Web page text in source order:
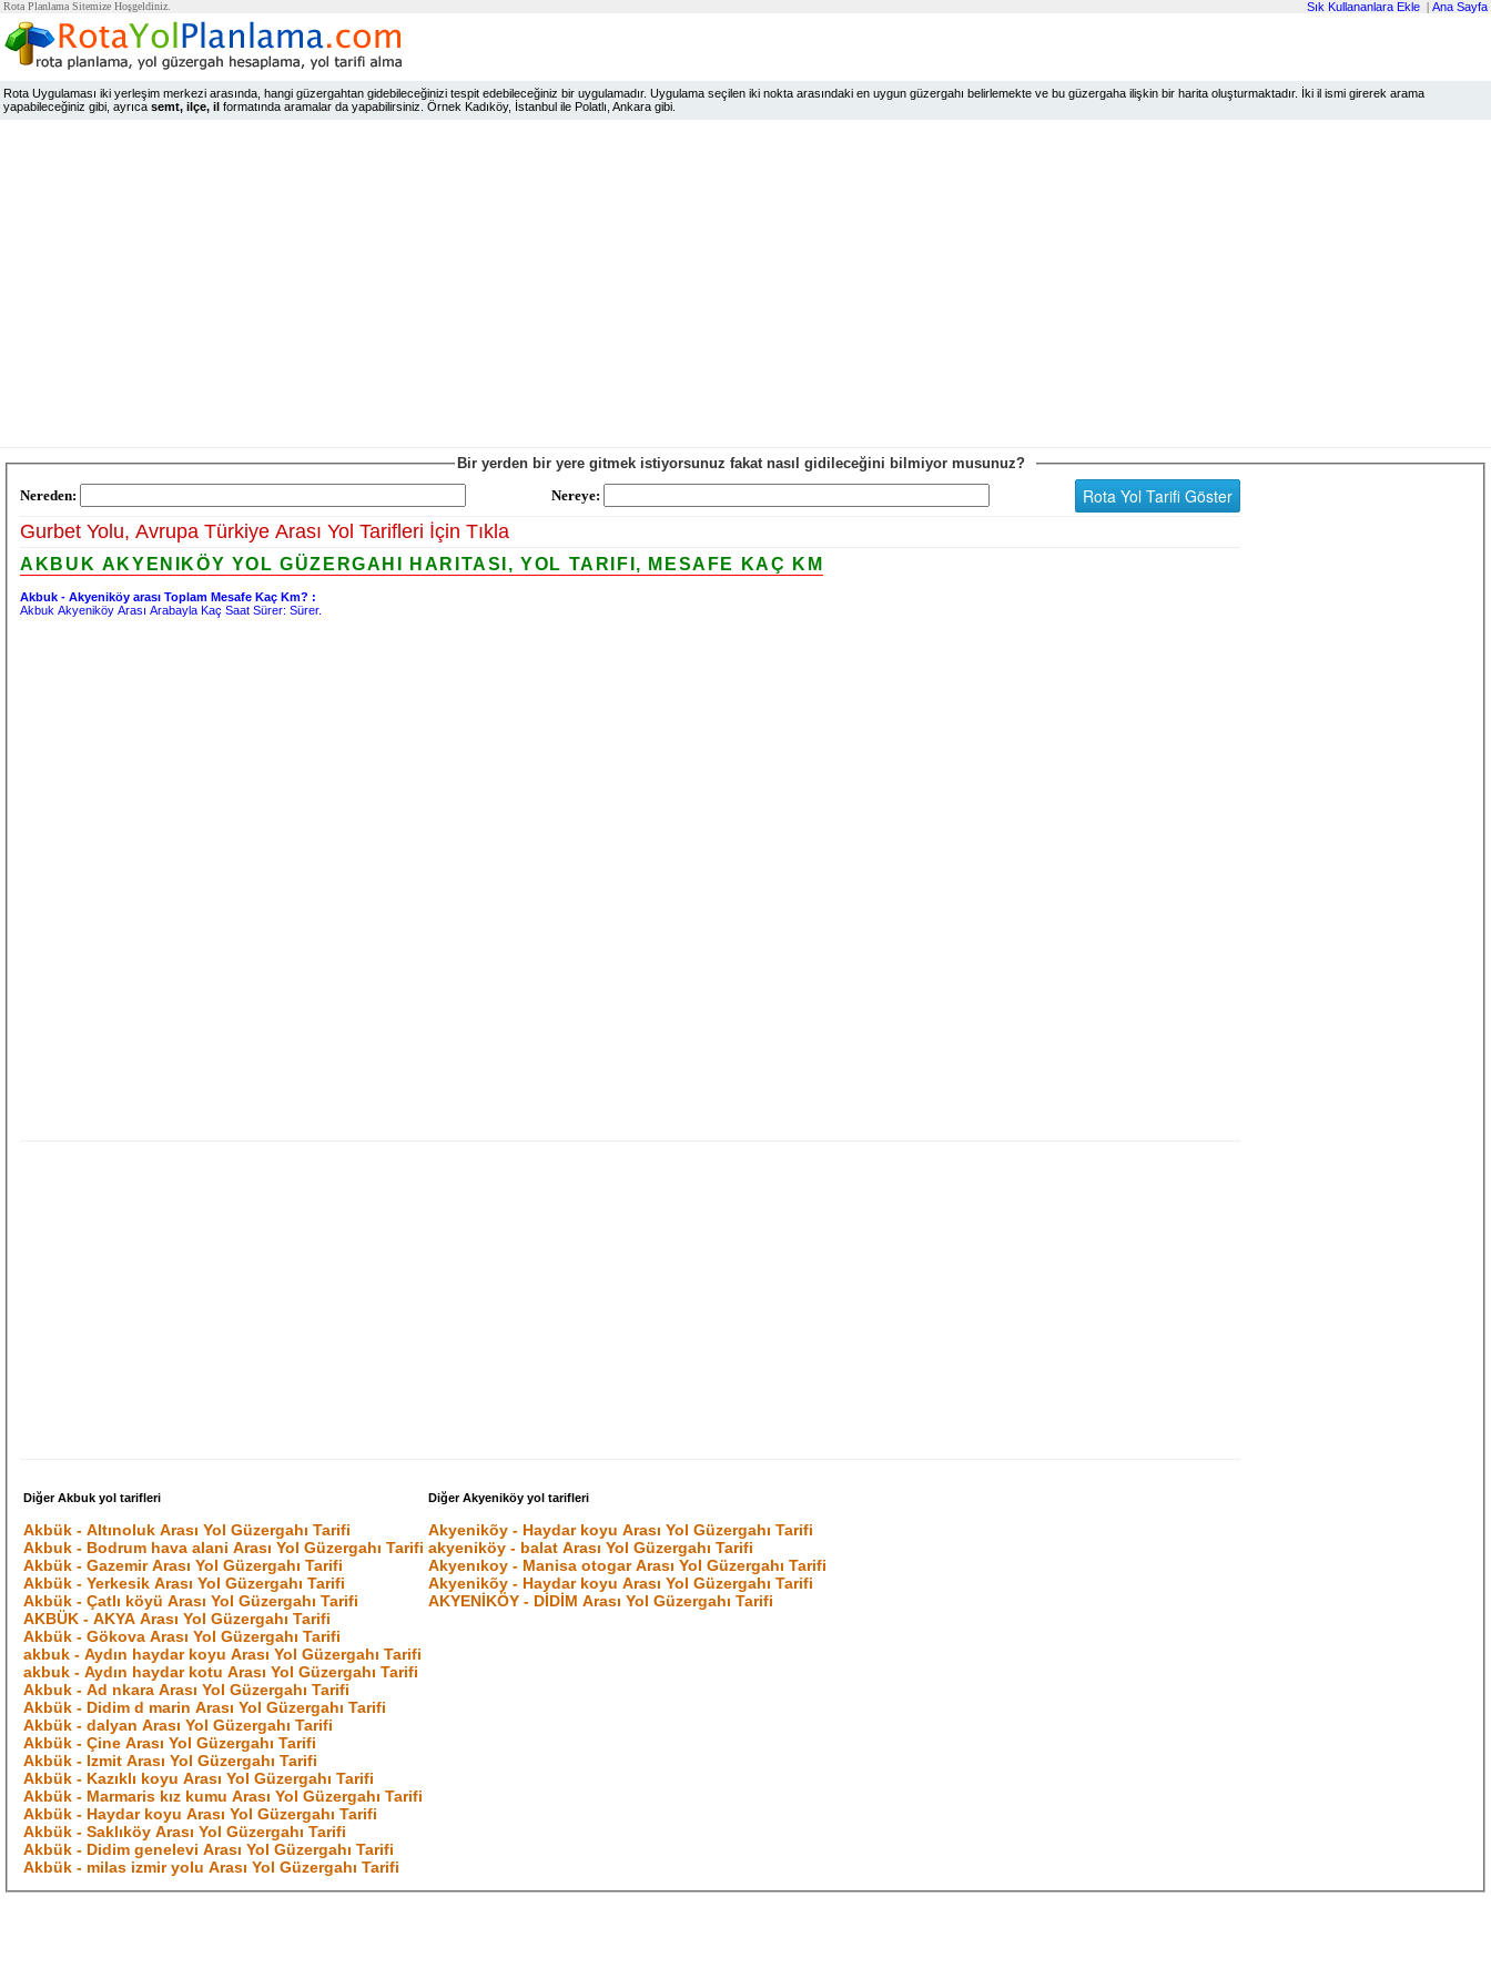
Rota Planlama Sitemize Hoşgeldiniz. Sık Kullananlara Ekle | Ana Sayfa
Rota Uygulaması iki yerleşim merkezi arasında, hangi güzergahtan gidebileceğinizi tespit edebileceğiniz bir uygulamadır. Uygulama seçilen iki nokta arasındaki en uygun güzergahı belirlemekte ve bu güzergaha ilişkin bir harita oluşturmaktadır. İki il ismi girerek arama
yapabileceğiniz gibi, ayrıca semt, ilçe, il formatında aramalar da yapabilirsiniz. Örnek Kadıköy, İstanbul ile Polatlı, Ankara gibi.
Bir yerden bir yere gitmek istiyorsunuz fakat nasıl gidileceğini bilmiyor musunuz?
Nereden:
Nereye:
Gurbet Yolu, Avrupa Türkiye Arası Yol Tarifleri İçin Tıkla
AKBUK AKYENIKÖY YOL GÜZERGAHI HARITASI, YOL TARIFI, MESAFE KAÇ KM
Akbuk - Akyeniköy arası Toplam Mesafe Kaç Km? :
Akbuk Akyeniköy Arası Arabayla Kaç Saat Sürer:Sürer.
Diğer Akbuk yol tarifleri
Akbük - Altınoluk Arası Yol Güzergahı Tarifi
Akbuk - Bodrum hava alani Arası Yol Güzergahı Tarifi
Akbük - Gazemir Arası Yol Güzergahı Tarifi
Akbük - Yerkesik Arası Yol Güzergahı Tarifi
Akbük - Çatlı köyü Arası Yol Güzergahı Tarifi
AKBÜK - AKYA Arası Yol Güzergahı Tarifi
Akbük - Gökova Arası Yol Güzergahı Tarifi
akbuk - Aydın haydar koyu Arası Yol Güzergahı Tarifi
akbuk - Aydın haydar kotu Arası Yol Güzergahı Tarifi
Akbuk - Ad nkara Arası Yol Güzergahı Tarifi
Akbük - Didim d marin Arası Yol Güzergahı Tarifi
Akbük - dalyan Arası Yol Güzergahı Tarifi
Akbük - Çine Arası Yol Güzergahı Tarifi
Akbük - Izmit Arası Yol Güzergahı Tarifi
Akbük - Kazıklı koyu Arası Yol Güzergahı Tarifi
Akbük - Marmaris kız kumu Arası Yol Güzergahı Tarifi
Akbük - Haydar koyu Arası Yol Güzergahı Tarifi
Akbük - Saklıköy Arası Yol Güzergahı Tarifi
Akbük - Didim genelevi Arası Yol Güzergahı Tarifi
Akbük - milas izmir yolu Arası Yol Güzergahı Tarifi
Diğer Akyeniköy yol tarifleri
Akyenikõy - Haydar koyu Arası Yol Güzergahı Tarifi
akyeniköy - balat Arası Yol Güzergahı Tarifi
Akyenıkoy - Manisa otogar Arası Yol Güzergahı Tarifi
Akyenikõy - Haydar koyu Arası Yol Güzergahı Tarifi
AKYENİKÖY - DİDİM Arası Yol Güzergahı Tarifi